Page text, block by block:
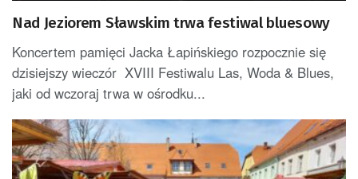
Nad Jeziorem Sławskim trwa festiwal bluesowy
Koncertem pamięci Jacka Łapińskiego rozpocznie się
dzisiejszy wieczór XVIII Festiwalu Las, Woda & Blues,
jaki od wczoraj trwa w ośrodku...